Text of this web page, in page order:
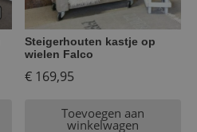
Steigerhouten kastje op
wielen Falco
€ 169,95
Toevoegen aan
winkelwagen